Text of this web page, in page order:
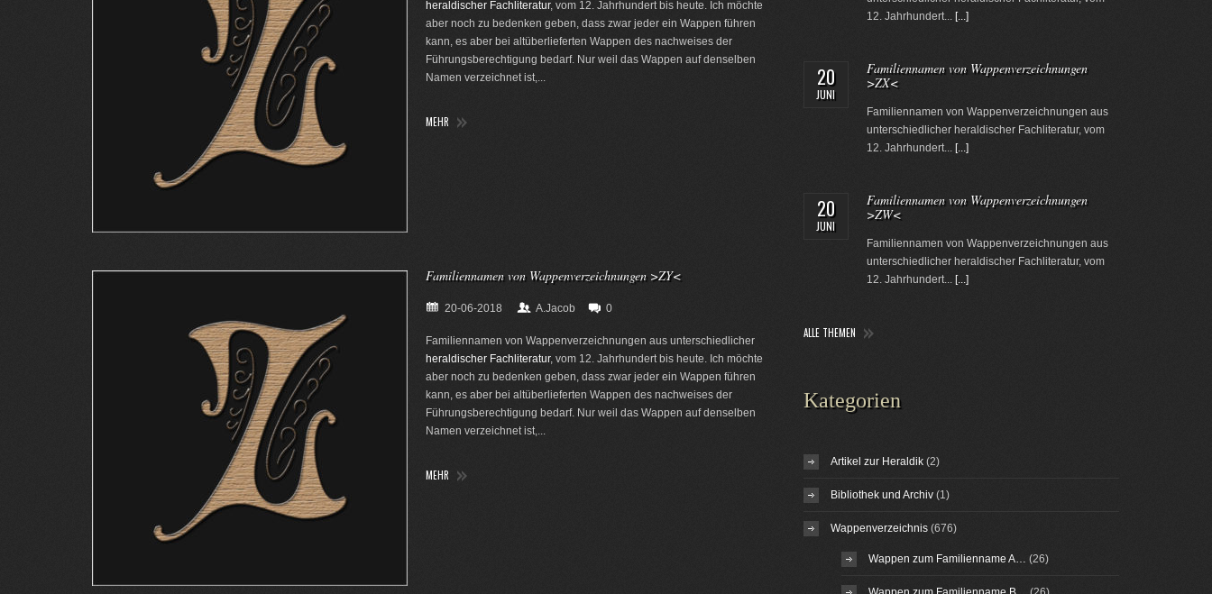
heraldischer Fachliteratur, vom 12. Jahrhundert bis heute. Ich möchte
aber noch zu bedenken geben, dass zwar jeder ein Wappen führen
kann, es aber bei altüberlieferten Wappen des nachweises der
Führungsberechtigung bedarf. Nur weil das Wappen auf denselben
Namen verzeichnet ist,...
MEHR
Familiennamen von Wappenverzeichnungen >ZY<
20-06-2018 A.Jacob 0
Familiennamen von Wappenverzeichnungen aus unterschiedlicher
heraldischer Fachliteratur, vom 12. Jahrhundert bis heute. Ich möchte
aber noch zu bedenken geben, dass zwar jeder ein Wappen führen
kann, es aber bei altüberlieferten Wappen des nachweises der
Führungsberechtigung bedarf. Nur weil das Wappen auf denselben
Namen verzeichnet ist,...
MEHR
12. Jahrhundert... [...]
20
JUNI
Familiennamen von Wappenverzeichnungen
>ZX<
Familiennamen von Wappenverzeichnungen aus
unterschiedlicher heraldischer Fachliteratur, vom
12. Jahrhundert... [...]
20
JUNI
Familiennamen von Wappenverzeichnungen
>ZW<
Familiennamen von Wappenverzeichnungen aus
unterschiedlicher heraldischer Fachliteratur, vom
12. Jahrhundert... [...]
ALLE THEMEN
Kategorien
Artikel zur Heraldik(2)
Bibliothek und Archiv(1)
Wappenverzeichnis(676)
Wappen zum Familienname A… (26)